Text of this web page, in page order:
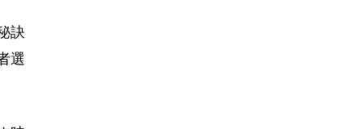
訣
選